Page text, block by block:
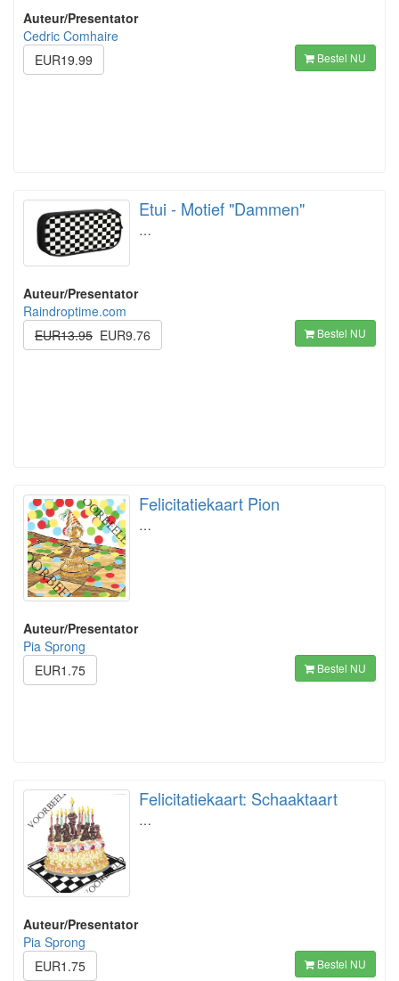
Auteur/Presentator
Cedric Comhaire
EUR19.99
Bestel NU
Etui - Motief "Dammen"
…
Auteur/Presentator
Raindroptime.com
EUR13.95 EUR9.76 Bestel NU
Felicitatiekaart Pion
…
Auteur/Presentator
Pia Sprong
EUR1.75
Bestel NU
Felicitatiekaart: Schaaktaart
…
Auteur/Presentator
Pia Sprong
EUR1.75
Bestel NU